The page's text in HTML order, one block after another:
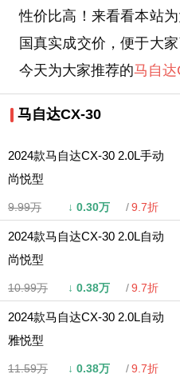
性价比高！来看看本站
国真实成交价，便于大
今天为大家推荐的马自
马自达CX-30
2024款马自达CX-30 2.0L手动
尚悦型
9.99万 ↓ 0.30万 9.7折
2024款马自达CX-30 2.0L自动
尚悦型
10.99万 ↓ 0.38万 9.7折
2024款马自达CX-30 2.0L自动
雅悦型
11.59万 ↓ 0.38万 9.7折